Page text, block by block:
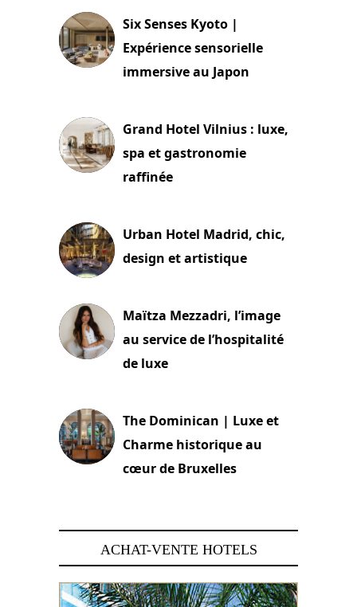
Six Senses Kyoto |
Expérience sensorielle
immersive au Japon
Grand Hotel Vilnius : luxe,
spa et gastronomie
raffinée
Urban Hotel Madrid, chic,
design et artistique
Maïtza Mezzadri, l’image
au service de l’hospitalité
de luxe
The Dominican | Luxe et
Charme historique au
cœur de Bruxelles
ACHAT-VENTE HOTELS